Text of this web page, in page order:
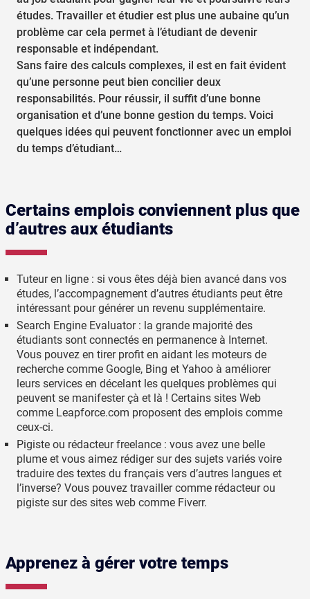
études. Travailler et étudier est plus une aubaine qu’un
problème car cela permet à l’étudiant de devenir
responsable et indépendant.
Sans faire des calculs complexes, il est en fait évident
qu’une personne peut bien concilier deux
responsabilités. Pour réussir, il suffit d’une bonne
organisation et d’une bonne gestion du temps. Voici
quelques idées qui peuvent fonctionner avec un emploi
du temps d’étudiant…
Certains emplois conviennent plus que
d’autres aux étudiants
Tuteur en ligne : si vous êtes déjà bien avancé dans vos
études, l’accompagnement d’autres étudiants peut être
intéressant pour générer un revenu supplémentaire.
Search Engine Evaluator : la grande majorité des
étudiants sont connectés en permanence à Internet.
Vous pouvez en tirer profit en aidant les moteurs de
recherche comme Google, Bing et Yahoo à améliorer
leurs services en décelant les quelques problèmes qui
peuvent se manifester çà et là ! Certains sites Web
comme Leapforce.com proposent des emplois comme
ceux-ci.
Pigiste ou rédacteur freelance : vous avez une belle
plume et vous aimez rédiger sur des sujets variés voire
traduire des textes du français vers d’autres langues et
l’inverse? Vous pouvez travailler comme rédacteur ou
pigiste sur des sites web comme Fiverr.
Apprenez à gérer votre temps